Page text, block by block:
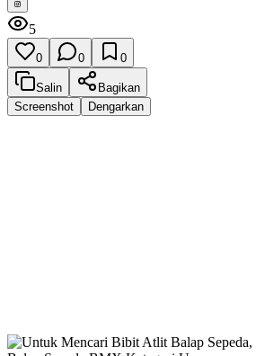
5
0 0 0
Salin
Bagikan
Screenshot
Dengarkan